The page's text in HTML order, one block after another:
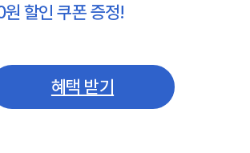
할인 쿠폰 증정!
혜택 받기